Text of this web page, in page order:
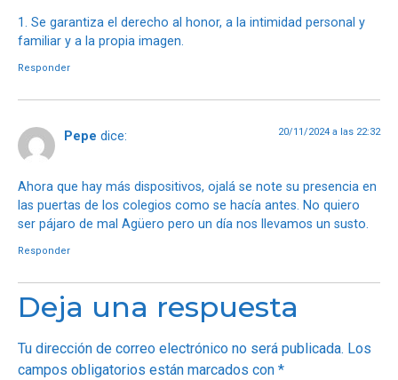
1. Se garantiza el derecho al honor, a la intimidad personal y
familiar y a la propia imagen.
Responder
Pepe dice: 20/11/2024 a las 22:32
Ahora que hay más dispositivos, ojalá se note su presencia en
las puertas de los colegios como se hacía antes. No quiero
ser pájaro de mal Agüero pero un día nos llevamos un susto.
Responder
Deja una respuesta
Tu dirección de correo electrónico no será publicada. Los
campos obligatorios están marcados con *